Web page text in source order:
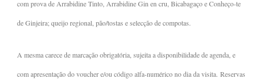
com prova de Arrabidine Tinto, Arrabidine Gin en cru, Bicabagaço e Conheço-te
de Ginjeira; queijo regional, pão/tostas e selecção de compotas.
A mesma carece de marcação obrigatória, sujeita a disponibilidade de agenda, e
com apresentação do voucher e/ou código alfa-numérico no dia da visita. Reservas